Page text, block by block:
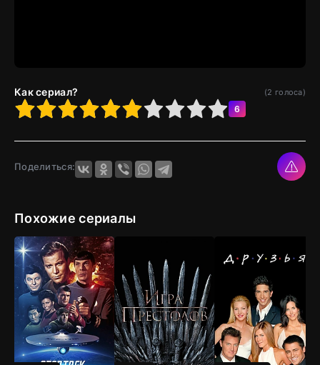
Как сериал? (2 голоса)
5 6 7 8 9 10 6
Поделиться:
Похожие сериалы